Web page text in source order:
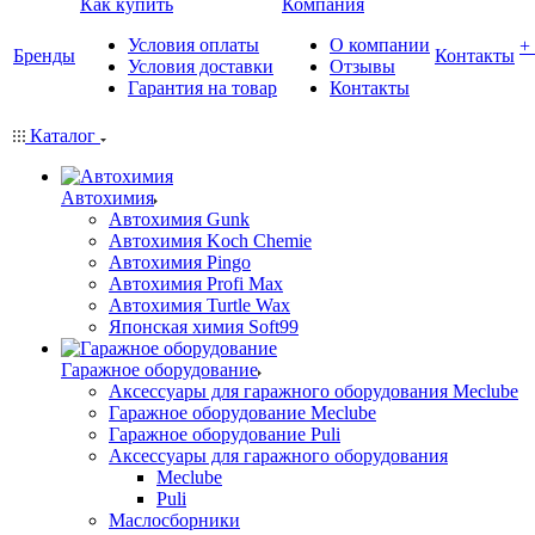
Бренды
Как купить
Условия оплаты
Условия доставки
Гарантия на товар
Компания
О компании
Отзывы
Контакты
Контакты
Каталог
Автохимия
Автохимия Gunk
Автохимия Koch Chemie
Автохимия Pingo
Автохимия Profi Max
Автохимия Turtle Wax
Японская химия Soft99
Гаражное оборудование
Аксессуары для гаражного оборудования Meclube
Гаражное оборудование Meclube
Гаражное оборудование Puli
Аксессуары для гаражного оборудования
Meclube
Puli
Маслосборники